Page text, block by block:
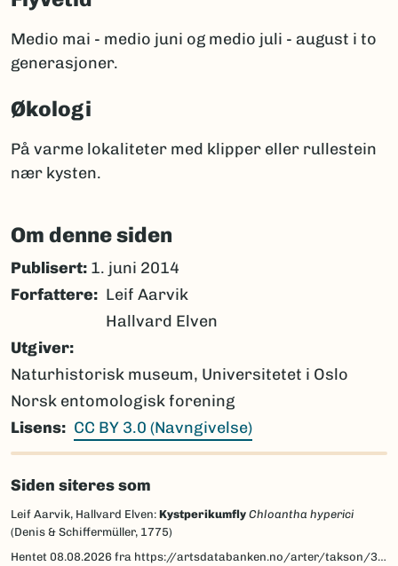
Medio mai - medio juni og medio juli - august i to
generasjoner.
Økologi
På varme lokaliteter med klipper eller rullestein
nær kysten.
Om denne siden
Publisert: 1. juni 2014
Forfattere
Leif Aarvik
Hallvard Elven
Utgiver
Naturhistorisk museum, Universitetet i Oslo
Norsk entomologisk forening
Lisens
CC BY 3.0 (Navngivelse)
Siden siteres som
Leif Aarvik, Hallvard Elven: Kystperikumfly Chloantha hyperici
(Denis & Schiffermüller, 1775)
Hentet 08.08.2026 fra https://artsdatabanken.no/arter/takson/30674/beskrivelse